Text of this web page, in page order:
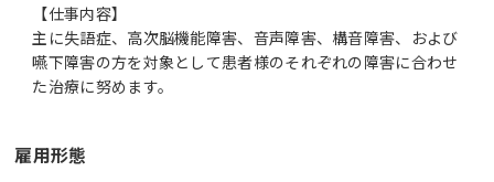
【仕事内容】
主に失語症、高次脳機能障害、音声障害、構音障害、および
嚥下障害の方を対象として患者様のそれぞれの障害に合わせ
た治療に努めます。
雇用形態